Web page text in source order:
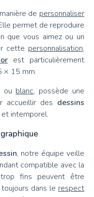
de personnaliser
permet de reproduire
que vous aimez ou un
cette personnalisation,
est particulièrement
× 15 mm.
ou blanc, possède une
accueillir des dessins
intemporel.
, notre équipe veille
compatible avec la
fins peuvent être
dans le respect